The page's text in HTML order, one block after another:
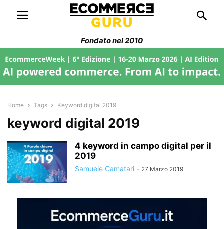
Fondato nel 2010
Home Tags Keyword digital 2019
keyword digital 2019
4 keyword in campo digital per il
2019
Samuele Camatari - 27 Marzo 2019